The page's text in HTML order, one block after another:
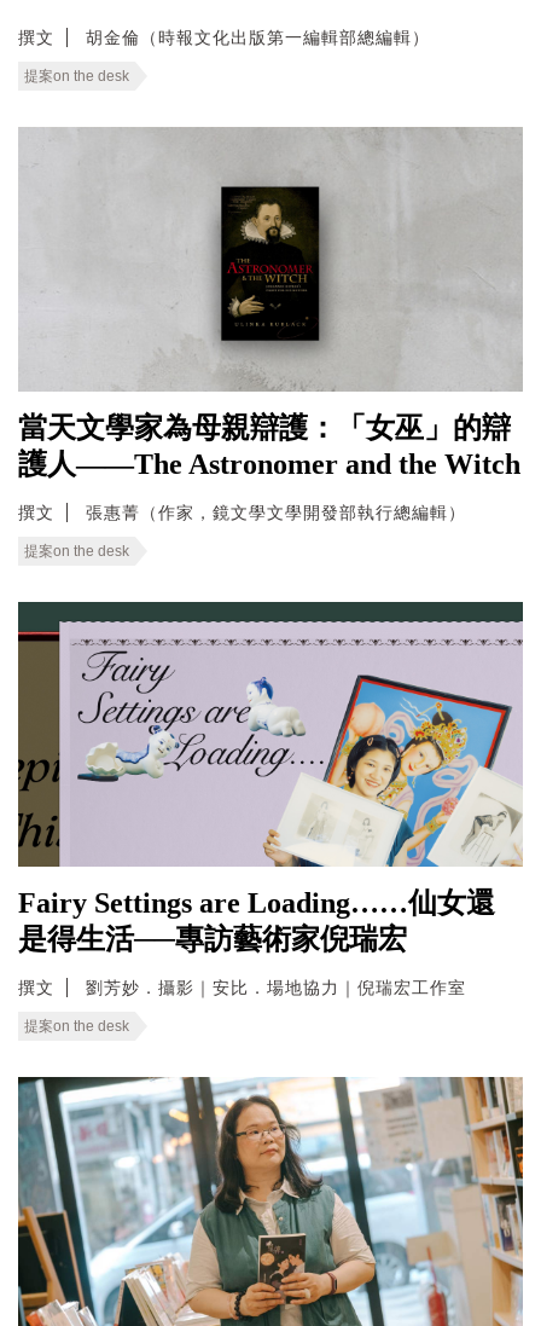
撰文 胡金倫（時報文化出版第一編輯部總編輯）
提案on the desk
當天文學家為母親辯護：「女巫」的辯
護人——The Astronomer and the Witch
撰文 張惠菁（作家，鏡文學文學開發部執行總編輯）
提案on the desk
Fairy Settings are Loading……仙女還
是得生活──專訪藝術家倪瑞宏
撰文 劉芳妙．攝影｜安比．場地協力｜倪瑞宏工作室
提案on the desk